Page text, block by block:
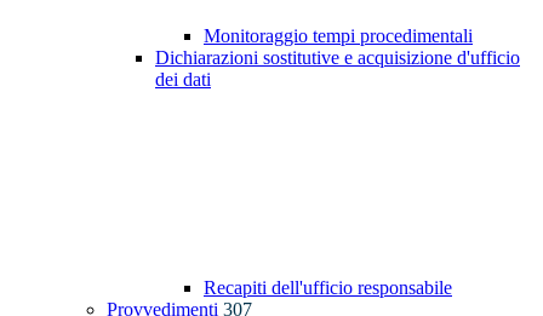
Monitoraggio tempi procedimentali
Dichiarazioni sostitutive e acquisizione d'ufficio
dei dati
Recapiti dell'ufficio responsabile
Provvedimenti 307